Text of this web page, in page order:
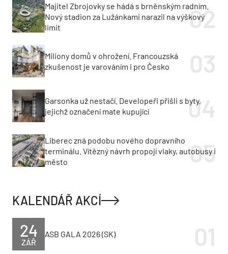
Majitel Zbrojovky se hádá s brněnským radním.
Nový stadion za Lužánkami narazil na výškový
limit
Miliony domů v ohrožení. Francouzská
zkušenost je varováním i pro Česko
Garsonka už nestačí. Developeři přišli s byty,
jejichž označení mate kupující
Liberec zná podobu nového dopravního
terminálu. Vítězný návrh propojí vlaky, autobusy i
město
KALENDÁŘ AKCÍ
ZÁŘ
24 ASB GALA 2026 (SK)